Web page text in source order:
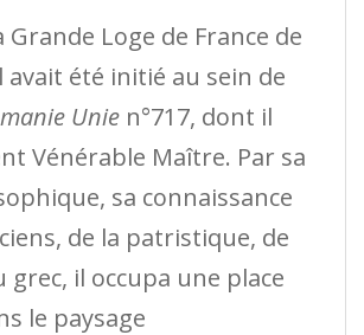
Loge de France de
avait été initié au sein de
Unie n°717, dont il
Vénérable Maître. Par sa
sa connaissance
de la patristique, de
grec, il occupa une place
le paysage